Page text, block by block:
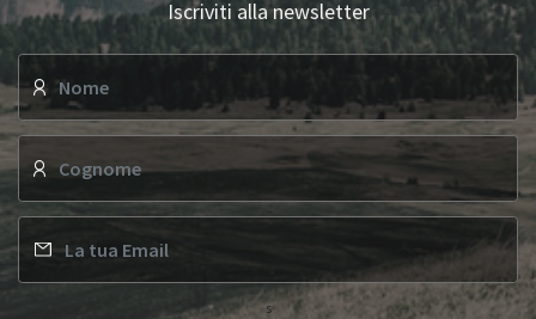
Iscriviti alla newsletter
s